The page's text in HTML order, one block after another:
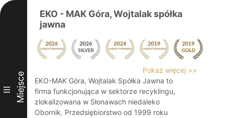
III Miejsce
EKO - MAK Góra, Wojtalak spółka
jawna
Pokaż więcej >>
EKO-MAK Góra, Wojtalak Spółka Jawna to
firma funkcjonująca w sektorze recyklingu,
zlokalizowana w Słonawach niedaleko
Obornik. Przedsiębiorstwo od 1999 roku